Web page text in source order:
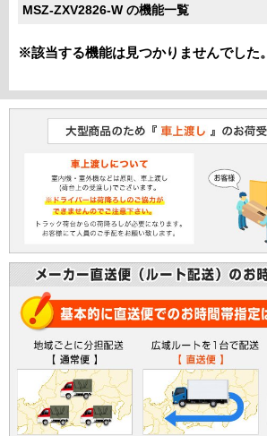
MSZ-ZXV2826-W の機能一覧
※該当する機能は見つかりませんでした。